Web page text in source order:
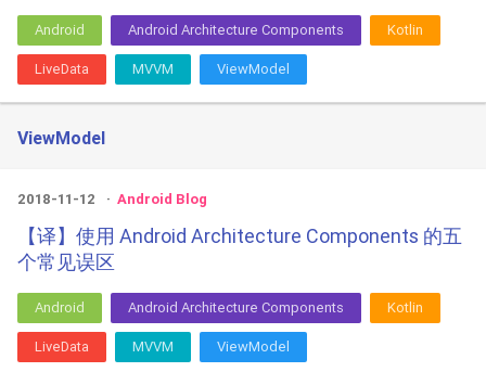
Android Android Architecture Components Kotlin
LiveData MVVM ViewModel
ViewModel
2018-11-12 Android Blog
【译】使用 Android Architecture Components 的五
个常见误区
Android Android Architecture Components Kotlin
LiveData MVVM ViewModel